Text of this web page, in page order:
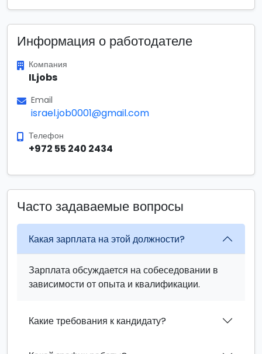
Информация о работодателе
Компания
ILjobs
Email
israel.job0001@gmail.com
Телефон
+972 55 240 2434
Часто задаваемые вопросы
Какая зарплата на этой должности?
Зарплата обсуждается на собеседовании в
зависимости от опыта и квалификации.
Какие требования к кандидату?